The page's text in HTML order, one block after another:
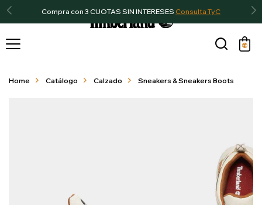
Compra con 3 CUOTAS SIN INTERESES Consulta TyC

Home Catálogo Calzado Sneakers & Sneakers Boots